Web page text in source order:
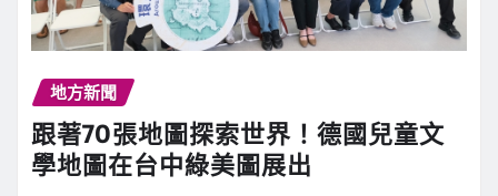
地方新聞
跟著70張地圖探索世界！德國兒童文
學地圖在台中綠美圖展出